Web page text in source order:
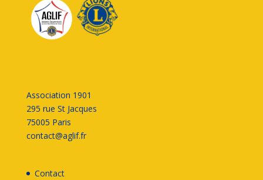
Association 1901
295 rue St Jacques
75005 Paris
contact@aglif.fr
Contact